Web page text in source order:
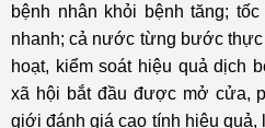
bệnh nhân khỏi bệnh tăng;
nhanh; cả nước từng bước
hoạt, kiểm soát hiệu quả dịch
xã hội bắt đầu được mở cửa,
giới đánh giá cao tính hiệu quả,